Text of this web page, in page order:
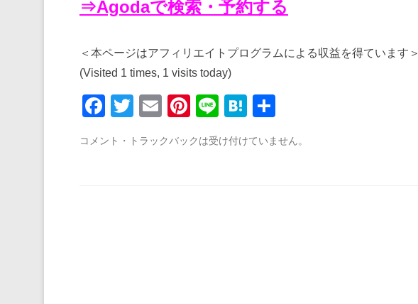
⇒Agodaで検索・予約する
＜本ページはアフィリエイトプログラムによる収益を得ています＞
(Visited 1 times, 1 visits today)
F
c
T
tt
E
ail
Pi
er
Li
e
H
e
コメント・トラックバックは受け付けていません。